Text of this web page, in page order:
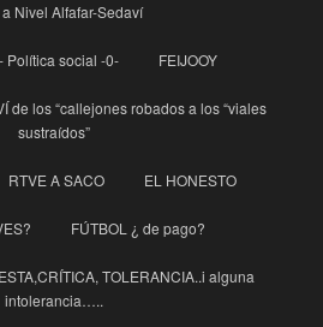
Nivel Alfafar-Sedaví
Política social -0- FEIJOOY
de los “callejones robados a los “viales
sustraídos”
RTVE A SACO EL HONESTO
FÚTBOL ¿ de pago?
TOLERANCIA..i alguna
intolerancia…..